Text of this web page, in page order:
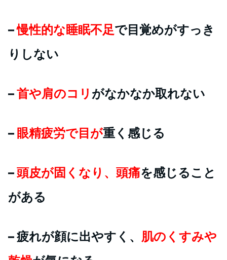
–慢性的な睡眠不足で目覚めがすっき
りしない
–首や肩のコリ がなかなか取れない
– 眼精疲労で目が重く感じる
–頭皮が固くなり、頭痛を感じること
がある
– 疲れが顔に出やすく、 肌のくすみや